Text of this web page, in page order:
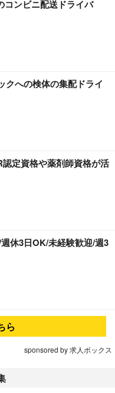
コンビニ配送ドライバ
クへの検体の集配ドライ
定資格や薬剤師資格が活
休3日OK/未経験歓迎/週3
ら
sponsored by 求人ボックス